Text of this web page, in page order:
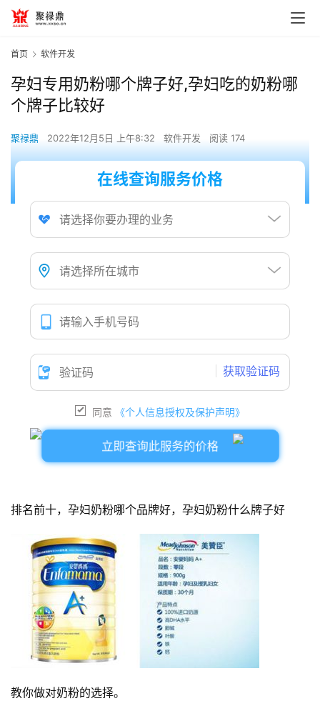
首页 软件开发
孕妇专用奶粉哪个牌子好,孕妇吃的奶粉哪
个牌子比较好
聚禄鼎 2022年12月5日 上午8:32 软件开发 阅读 174
在线查询服务价格
获取验证码
同意 《个人信息授权及保护声明》
立即查询此服务的价格
排名前十，孕妇奶粉哪个品牌好，孕妇奶粉什么牌子好
教你做对奶粉的选择。